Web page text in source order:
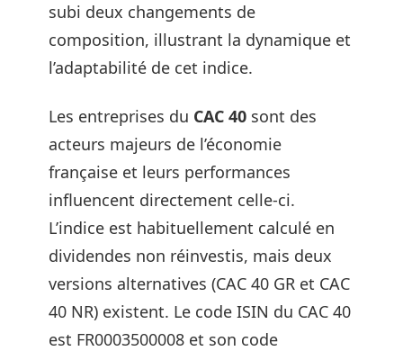
subi deux changements de
composition, illustrant la dynamique et
l’adaptabilité de cet indice.
Les entreprises du CAC 40 sont des
acteurs majeurs de l’économie
française et leurs performances
influencent directement celle-ci.
L’indice est habituellement calculé en
dividendes non réinvestis, mais deux
versions alternatives (CAC 40 GR et CAC
40 NR) existent. Le code ISIN du CAC 40
est FR0003500008 et son code